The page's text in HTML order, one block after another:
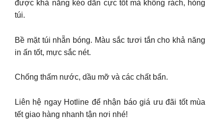
được khả năng kéo dãn cực tốt mà không rách, hỏng
túi.
Bề mặt túi nhẵn bóng. Màu sắc tươi tắn cho khả năng
in ấn tốt, mực sắc nét.
Chống thấm nước, dầu mỡ và các chất bẩn.
Liên hệ ngay Hotline để nhận báo giá ưu đãi tốt mùa
tết giao hàng nhanh tận nơi nhé!